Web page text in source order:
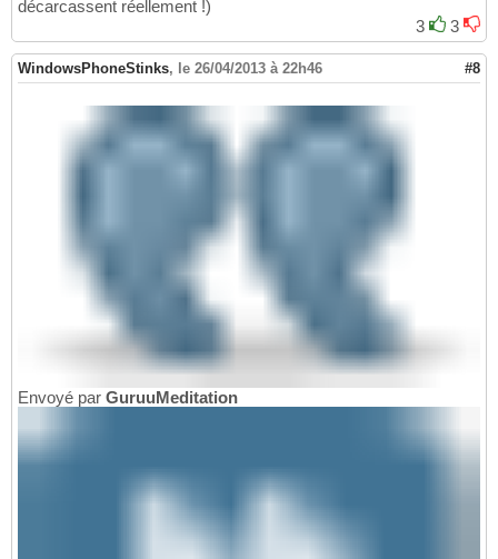
décarcassent réellement !)
3
3
WindowsPhoneStinks, le 26/04/2013 à 22h46 #8
Envoyé par GuruuMeditation